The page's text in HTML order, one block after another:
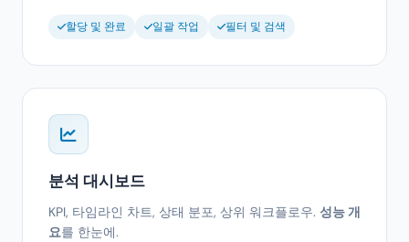
할당 및 완료 일괄 작업 필터 및 검색
분석 대시보드
KPI, 타임라인 차트, 상태 분포, 상위 워크플로우. 성능 개
요를 한눈에.